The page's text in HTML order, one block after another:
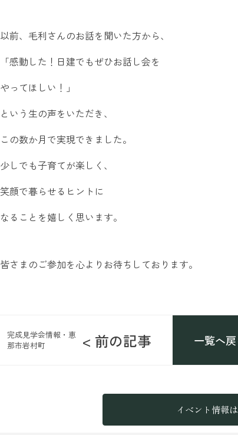
以前、毛利さんのお話を聞いた方から、
「感動した！日建でもぜひお話し会を
やってほしい！」
という生の声をいただき、
この数か月で実現できました。
少しでも子育てが楽しく、
笑顔で暮らせるヒントに
なることを嬉しく思います。
皆さまのご参加を心よりお待ちしております。
< 前の記事
完成見学会情報・恵
那市岩村町
一覧へ戻
イベント情報